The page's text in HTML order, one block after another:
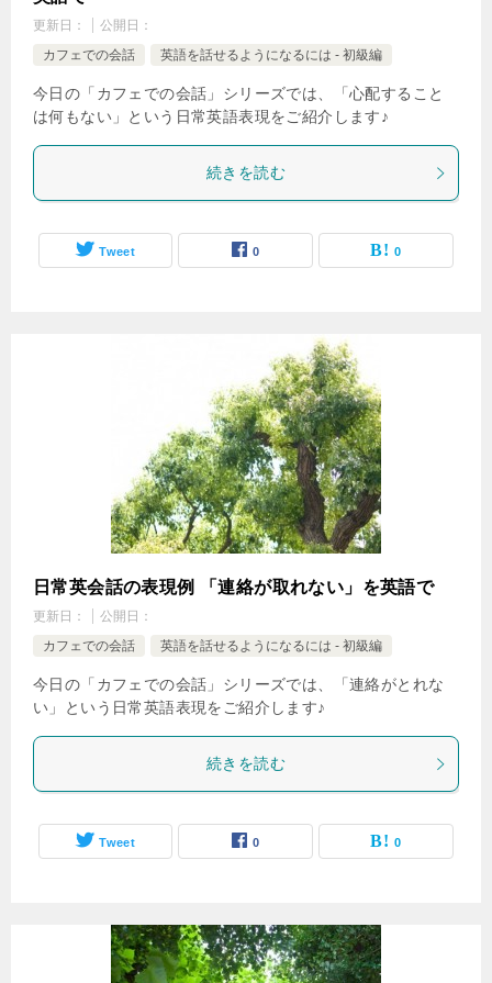
更新日：
公開日：
カフェでの会話
英語を話せるようになるには - 初級編
今日の「カフェでの会話」シリーズでは、「心配すること
は何もない」という日常英語表現をご紹介します♪
続きを読む
Tweet 0 0
日常英会話の表現例 「連絡が取れない」を英語で
更新日：
公開日：
カフェでの会話
英語を話せるようになるには - 初級編
今日の「カフェでの会話」シリーズでは、「連絡がとれな
い」という日常英語表現をご紹介します♪
続きを読む
Tweet 0 0